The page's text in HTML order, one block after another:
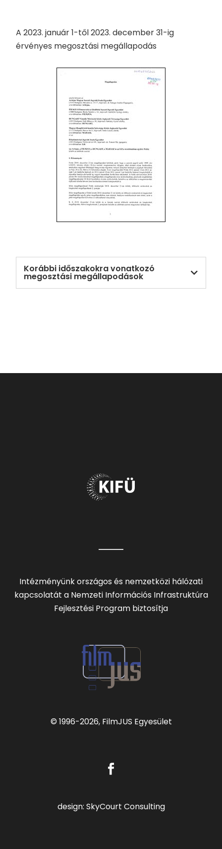
A 2023. január 1-től 2023. december 31-ig
érvényes megosztási megállapodás
Korábbi időszakokra vonatkozó
megosztási megállapodások
Intézményünk országos és nemzetközi hálózati
kapcsolatát a Nemzeti Információs Infrastruktúra
Fejlesztési Program biztosítja
© 1996-2026, FilmJUS Egyesület
design: SkyCourt Consulting